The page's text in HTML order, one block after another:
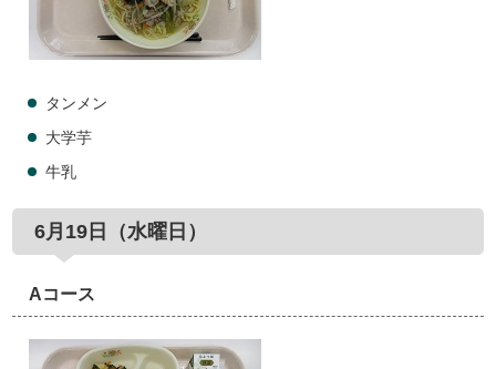
タンメン
大学芋
牛乳
6月19日（水曜日）
Aコース